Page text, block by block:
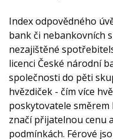
Index odpovědného
bank či nebankovních
nezajištěné
licenci České národní
společnosti do pěti
hvězdiček - čím více
poskytovatele směrem
značí přijatelnou cenu
podmínkách. Férové